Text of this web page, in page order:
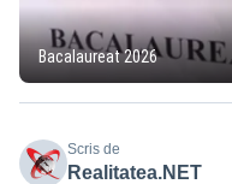
Bacalaureat 2026
Scris de
Realitatea.NET